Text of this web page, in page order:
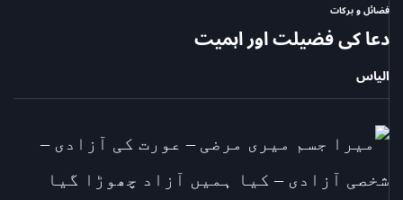
POSTED
IN
فضائل و برکات
دعا کی فضیلت اور اہمیت
الیاس